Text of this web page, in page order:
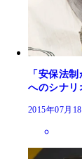
「安保法
へのシナ
2015年07月